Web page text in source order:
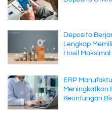
Deposito
Lengkap
Hasil Maksimal
ERP
Meningkatkan
Keuntungan